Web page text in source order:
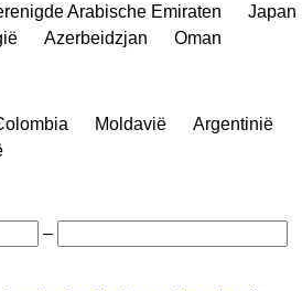
Arabische Emiraten
Japan
Azerbeidzjan
Oman
Moldavië
Argentinië
–